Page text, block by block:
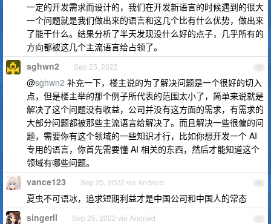
一定的开发需求而设计的，我们在开发新语言的时候遇到的很大
一个问题就是我们做出来的语言和这几个比有什么优势，做出来
了能干什么。结果分析了半天发现没什么好的点子，几乎所有的
方向都被这几个主流语言给占领了。
15
sghwn2 Sep 25, 2022
@sghwn2 补充一下，楼主说的为了解决问题是一个很好的切入
点，但是楼主举的那个例子所代表的范围太小了，简单来说就是
解决了这个问题没有收益，公司并没有这方面的需求，有需求的
大部分问题都被那些主流语言给解决了。而且解决一些很偏的问
题，需要你有这个领域的一些知识才行，比如你想开发一个 AI
专用的语言，你首先需要懂 AI 相关的东西，然后才能知道这个
领域有哪些问题。
16
vance123 Sep 25, 2022 via Android
夏虫不可语冰，追求短期利益才是中国公司和中国人的常态
17
singerll Sep 25, 2022 via Android